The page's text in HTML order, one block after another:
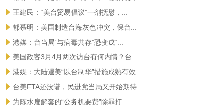
王建民：“美台贸易倡议”一剂抚慰，...
郁慕明：美国制造台海灰色冲突，保台...
港媒：台当局“与病毒共存”恐变成“...
美国政客3月4月两次访台有何内情？台...
港媒：大陆遏美“以台制华”措施成熟有效
台美FTA还没谱，民进党当局又开始期待...
为陈水扁解套的“公务机要费”除罪打...